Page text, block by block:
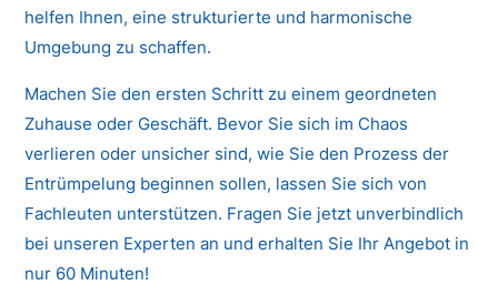
helfen Ihnen, eine strukturierte und harmonische
Umgebung zu schaffen.
Machen Sie den ersten Schritt zu einem geordneten
Zuhause oder Geschäft. Bevor Sie sich im Chaos
verlieren oder unsicher sind, wie Sie den Prozess der
Entrümpelung beginnen sollen, lassen Sie sich von
Fachleuten unterstützen. Fragen Sie jetzt unverbindlich
bei unseren Experten an und erhalten Sie Ihr Angebot in
nur 60 Minuten!